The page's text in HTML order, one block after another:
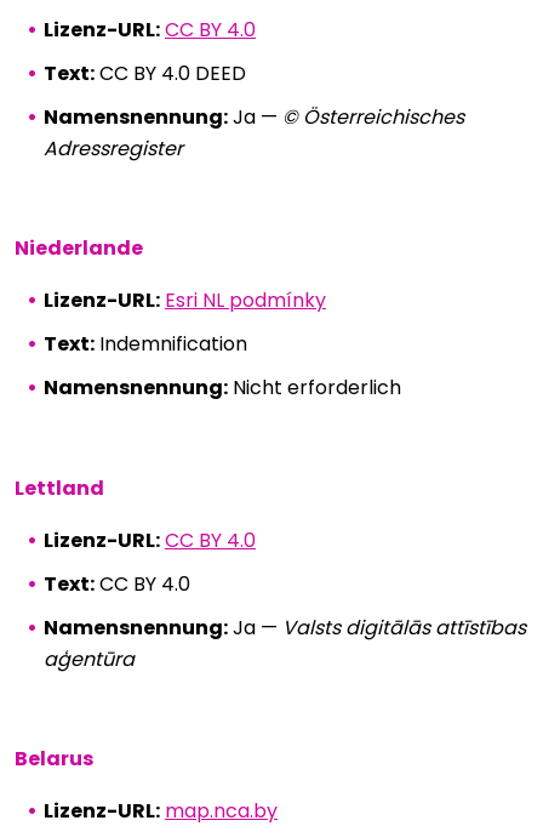
Lizenz-URL:CC BY 4.0
Text:CC BY 4.0 DEED
Namensnennung:Ja — © Österreichisches
Adressregister
Niederlande
Lizenz-URL: Esri NL podmínky
Text:Indemnification
Namensnennung:Nicht erforderlich
Lettland
Lizenz-URL:CC BY 4.0
Text:CC BY 4.0
Namensnennung:Ja — Valsts digitālās attīstības
aģentūra
Belarus
Lizenz-URL: map.nca.by